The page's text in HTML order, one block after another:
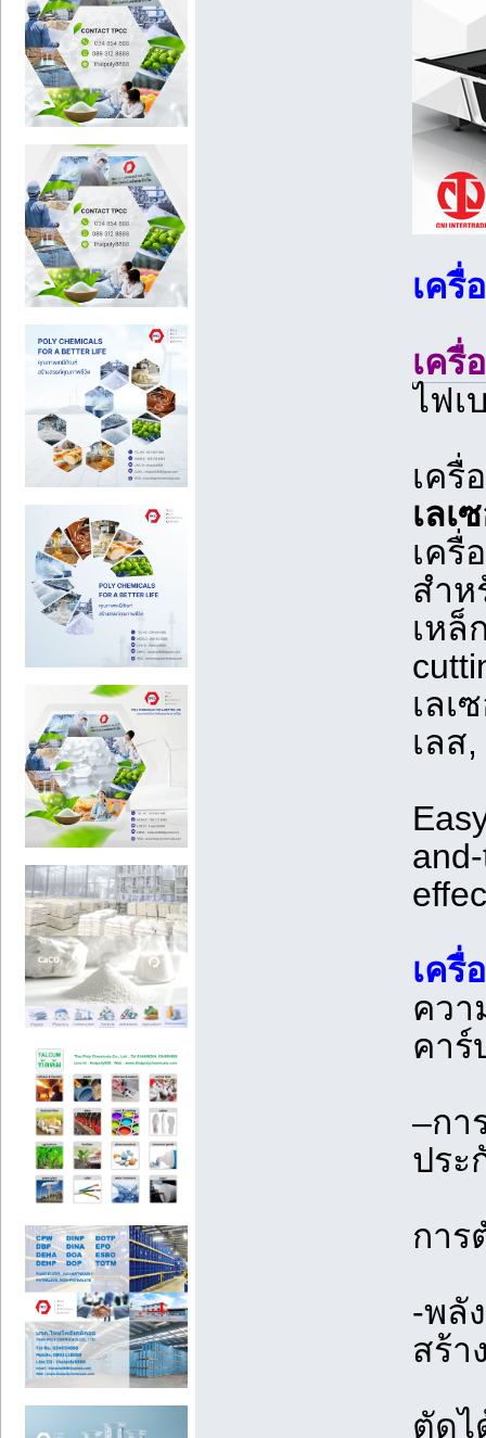
เครื่
เครื่
ไฟเ
เครื่
เลเ
เครื่
สำห
เหล็
เลเ
เลส
เครื่
ควา
คาร์
–กา
ปร
การ
-พลั
สร้า
ตัดไ